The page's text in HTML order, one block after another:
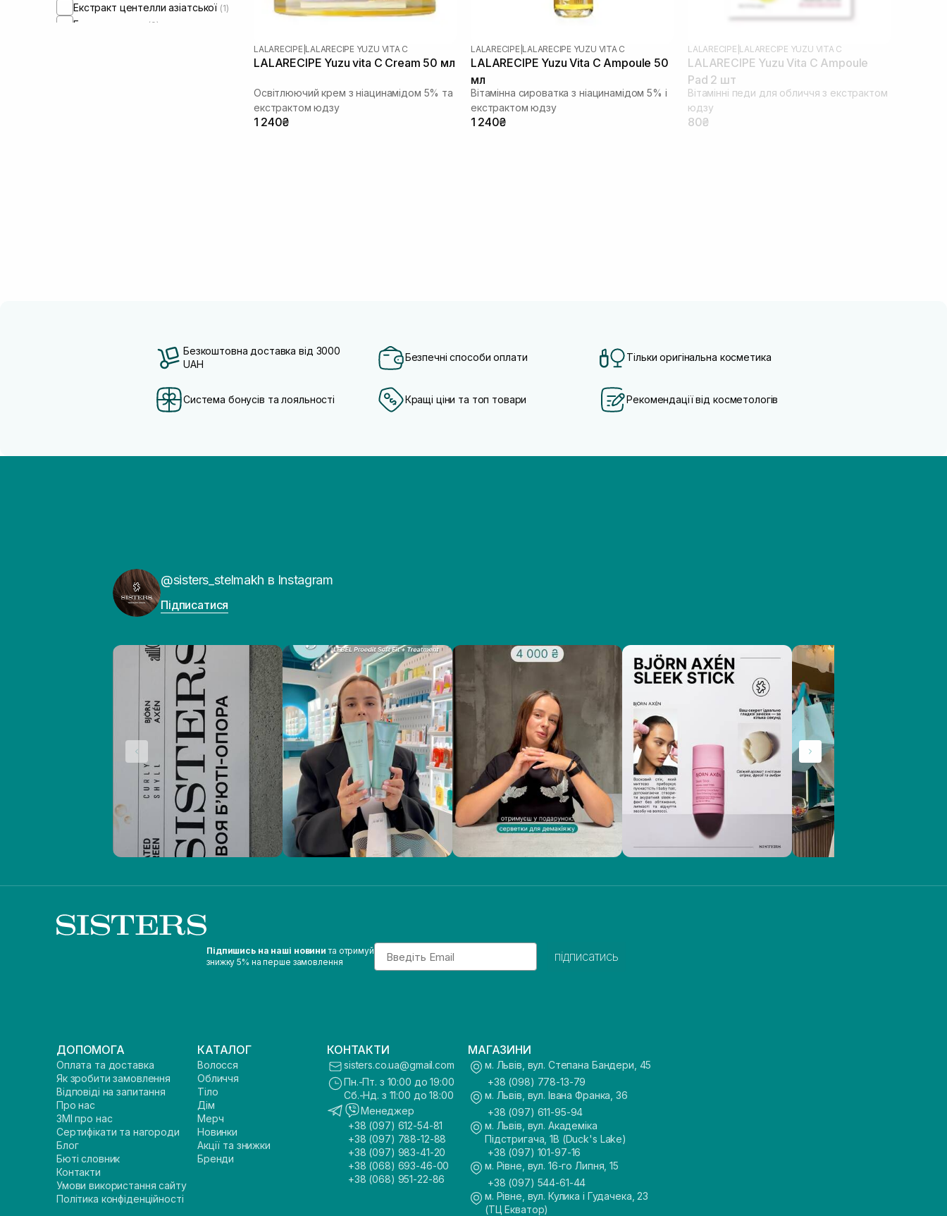
Екстракт центелли азіатської (1)
Екстракт юдзу (9)
LALARECIPE LALARECIPE YUZU VITA C
LALARECIPE Yuzu vita C Cream 50 мл
Освітлюючий крем з ніацинамідом 5% та
екстрактом юдзу
1 240₴
LALARECIPE LALARECIPE YUZU VITA C
LALARECIPE Yuzu Vita C Ampoule 50
мл
Вітамінна сироватка з ніацинамідом 5% і
екстрактом юдзу
1 240₴
LALARECIPE LALARECIPE YUZU VITA C
LALARECIPE Yuzu Vita C Ampoule
Pad 2 шт
Вітамінні педи для обличчя з екстрактом
юдзу
80₴
Безкоштовна доставка від 3000
UAH
Безпечні способи оплати Тільки оригінальна косметика
Система бонусів та лояльності Кращі ціни та топ товари Рекомендації від косметологів
@sisters_stelmakh в Instagram
Підписатися
Підпишись на наші новини та отримуй
знижку 5% на перше замовлення
Email
підписатись
ДОПОМОГА
Оплата та доставка
Як зробити замовлення
Відповіді на запитання
Про нас
ЗМІ про нас
Сертифікати та нагороди
Блог
Бюті словник
Контакти
Умови використання сайту
Політика конфіденційності
КАТАЛОГ
Волосся
Обличчя
Тіло
Дім
Мерч
Новинки
Акції та знижки
Бренди
КОНТАКТИ
sisters.co.ua@gmail.com
Пн.-Пт. з 10:00 до 19:00
Сб.-Нд. з 11:00 до 18:00
Менеджер
+38 (097) 612-54-81
+38 (097) 788-12-88
+38 (097) 983-41-20
+38 (068) 693-46-00
+38 (068) 951-22-86
МАГАЗИНИ
м. Львів, вул. Степана Бандери, 45
+38 (098) 778-13-79
м. Львів, вул. Івана Франка, 36
+38 (097) 611-95-94
м. Львів, вул. Академіка
Підстригача, 1В (Duck's Lake)
+38 (097) 101-97-16
м. Рівне, вул. 16-го Липня, 15
+38 (097) 544-61-44
м. Рівне, вул. Кулика і Гудачека, 23
(ТЦ Екватор)